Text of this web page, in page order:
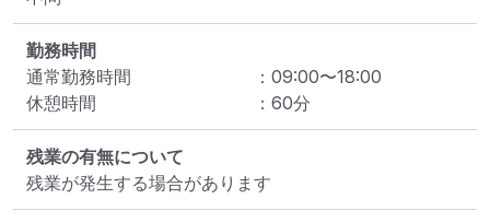
勤務時間
通常勤務時間
： 09:00〜18:00
休憩時間
： 60分
残業の有無について
残業が発生する場合があります